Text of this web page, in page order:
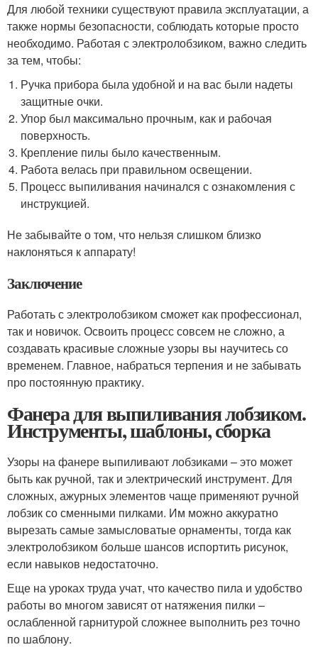
Для любой техники существуют правила эксплуатации, а
также нормы безопасности, соблюдать которые просто
необходимо. Работая с электролобзиком, важно следить
за тем, чтобы:
Ручка прибора была удобной и на вас были надеты
защитные очки.
Упор был максимально прочным, как и рабочая
поверхность.
Крепление пилы было качественным.
Работа велась при правильном освещении.
Процесс выпиливания начинался с ознакомления с
инструкцией.
Не забывайте о том, что нельзя слишком близко
наклоняться к аппарату!
Заключение
Работать с электролобзиком сможет как профессионал,
так и новичок. Освоить процесс совсем не сложно, а
создавать красивые сложные узоры вы научитесь со
временем. Главное, набраться терпения и не забывать
про постоянную практику.
Фанера для выпиливания лобзиком.
Инструменты, шаблоны, сборка
Узоры на фанере выпиливают лобзиками – это может
быть как ручной, так и электрический инструмент. Для
сложных, ажурных элементов чаще применяют ручной
лобзик со сменными пилками. Им можно аккуратно
вырезать самые замысловатые орнаменты, тогда как
электролобзиком больше шансов испортить рисунок,
если навыков недостаточно.
Еще на уроках труда учат, что качество пила и удобство
работы во многом зависят от натяжения пилки –
ослабленной гарнитурой сложнее выполнить рез точно
по шаблону.